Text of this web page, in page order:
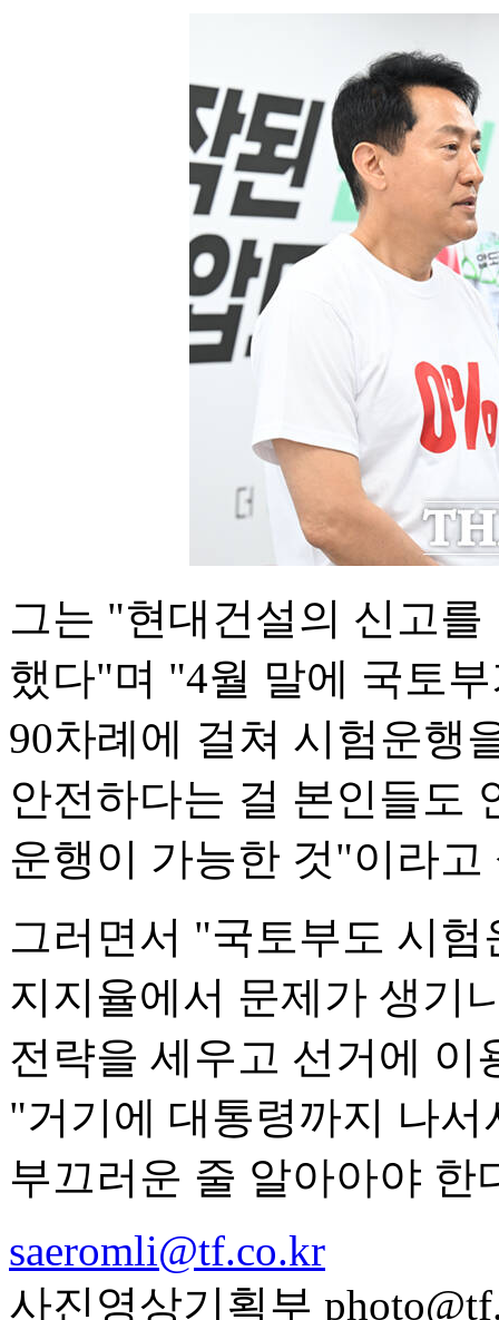
그는 "현대건설의 신고
했다"며 "4월 말에 국토
90차례에 걸쳐 시험운행
안전하다는 걸 본인들도
운행이 가능한 것"이라고
그러면서 "국토부도 시
지지율에서 문제가 생기
전략을 세우고 선거에
"거기에 대통령까지 나
부끄러운 줄 알아아야 한
saeromli@tf.co.kr
사진영상기획부